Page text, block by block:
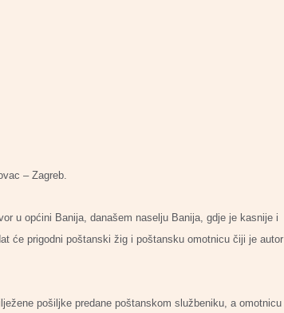
– Zagreb.
u općini Banija, današem naselju Banija, gdje je kasnije i
će prigodni poštanski žig i poštansku omotnicu čiji je autor
pošiljke predane poštanskom službeniku, a omotnicu